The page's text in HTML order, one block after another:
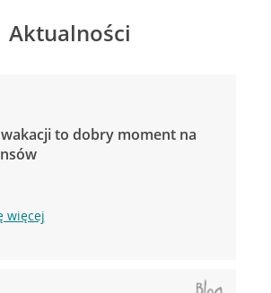
Aktualności
wakacji to dobry moment na
więcej